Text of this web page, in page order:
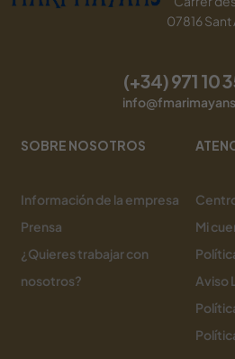
07816
(+34) 971 10
SOBRE NOSOTROS
Información de la empresa
Prensa
¿Quieres trabajar con
nosotros?
Mi
Aviso